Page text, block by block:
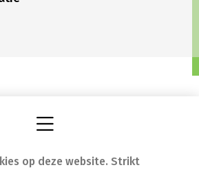
op deze website. Strikt
In geval van nood